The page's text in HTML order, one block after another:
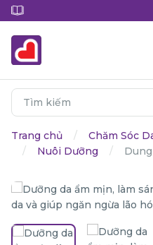
Trang chủ Chăm Sóc
Nuôi Dưỡng